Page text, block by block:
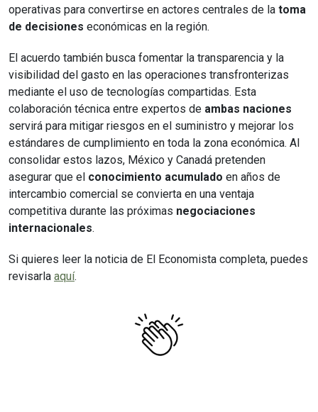
operativas para convertirse en actores centrales de la toma
de decisiones económicas en la región.
El acuerdo también busca fomentar la transparencia y la
visibilidad del gasto en las operaciones transfronterizas
mediante el uso de tecnologías compartidas. Esta
colaboración técnica entre expertos de ambas naciones
servirá para mitigar riesgos en el suministro y mejorar los
estándares de cumplimiento en toda la zona económica. Al
consolidar estos lazos, México y Canadá pretenden
asegurar que el conocimiento acumulado en años de
intercambio comercial se convierta en una ventaja
competitiva durante las próximas negociaciones
internacionales.
Si quieres leer la noticia de El Economista completa, puedes
revisarla aquí.